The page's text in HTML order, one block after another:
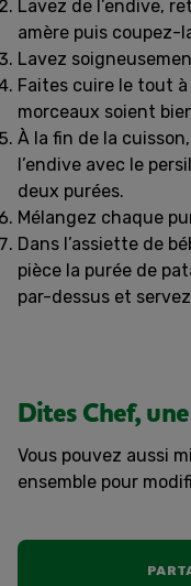
Lavez de l’endive,
amère puis coupez-
Lavez
Faites cuire le tout à
morceaux soient
À la fin de la
l’endive avec le
deux purées.
Mélangez chaque
Dans l’assiette de
pièce la purée de
par-dessus et
Dites Chef,
Vous pouvez aussi
ensemble pour